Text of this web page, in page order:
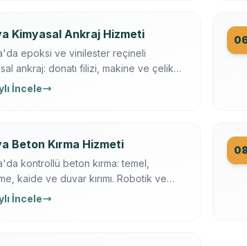
Kimyasal Ankraj Hizmeti
epoksi ve vinilester reçineli
ankraj: donatı filizi, makine ve çelik
Ücretsiz keşif, çekme testi,
İncele
Beton Kırma Hizmeti
kontrollü beton kırma: temel,
kaide ve duvar kırımı. Robotik ve
kırıcı, toz bastırma, moloz dahil,
İncele
08